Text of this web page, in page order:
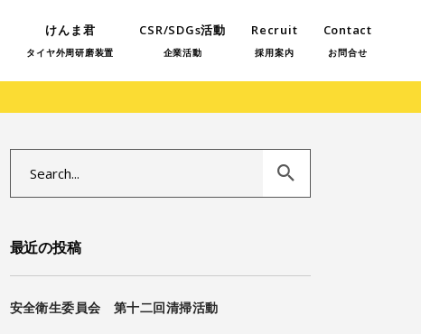
けんま君
タイヤ外周研磨装置
CSR/SDGs活動
企業活動
Recruit
採用案内
Contact
お問合せ
最近の投稿
安全衛生委員会 第十二回清掃活動